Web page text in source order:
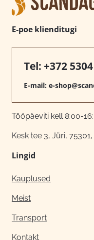
E-poe klienditugi
Tel: +372
E-mail: e-
Tööpäeviti kell 8:00-
Kesk tee 3, Jüri,
Lingid
Kauplused
Meist
Transport
Kontakt